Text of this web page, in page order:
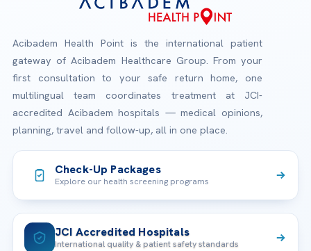
Acibadem Health Point is the international patient
gateway of Acibadem Healthcare Group. From your
first consultation to your safe return home, one
multilingual team coordinates treatment at JCI-
accredited Acibadem hospitals — medical opinions,
planning, travel and follow-up, all in one place.
Check-Up Packages
Explore our health screening programs
JCI Accredited Hospitals
International quality & patient safety standards